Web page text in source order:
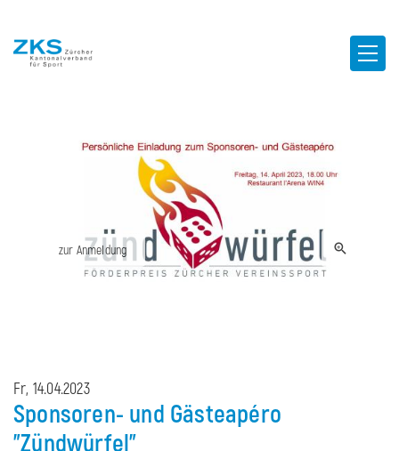
zur Anmeldung
Fr, 14.04.2023
Sponsoren- und Gästeapéro
"Zündwürfel"